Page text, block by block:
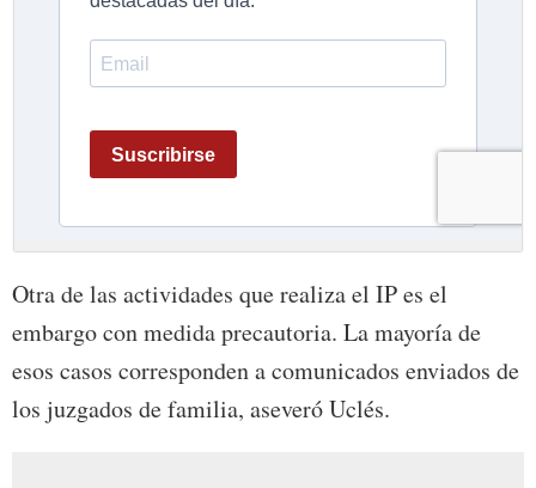
Otra de las actividades que realiza el IP es el
embargo con medida precautoria. La mayoría de
esos casos corresponden a comunicados enviados de
los juzgados de familia, aseveró Uclés.